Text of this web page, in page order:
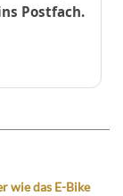
Postfach.
wie das E-Bike